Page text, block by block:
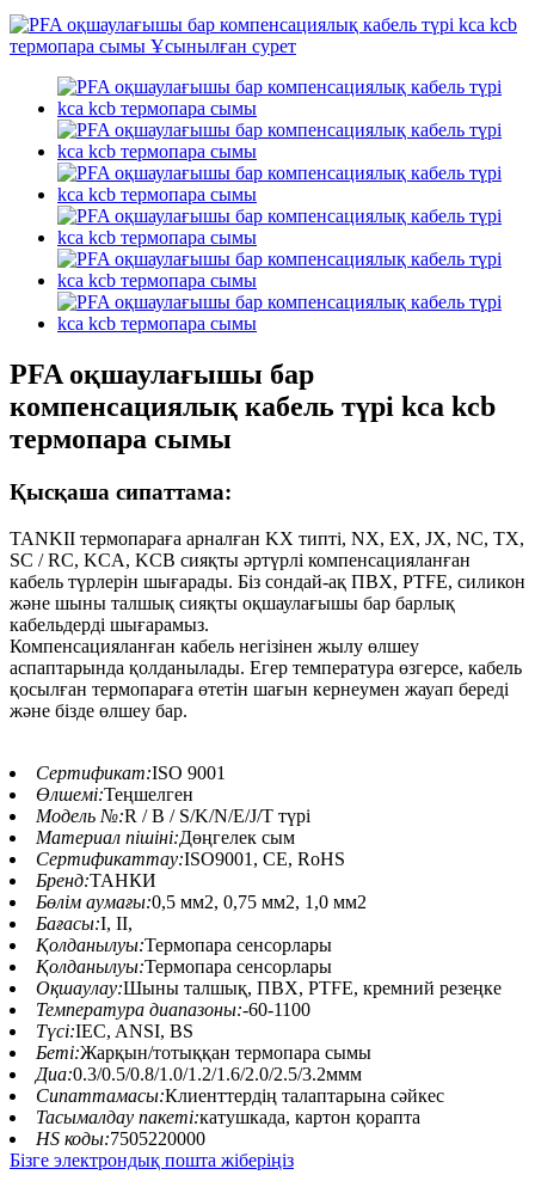
PFA оқшаулағышы бар
компенсациялық кабель түрі kca kcb
термопара сымы
Қысқаша сипаттама:
TANKII термопараға арналған KX типті, NX, EX, JX, NC, TX,
SC / RC, KCA, KCB сияқты әртүрлі компенсацияланған
кабель түрлерін шығарады. Біз сондай-ақ ПВХ, PTFE, силикон
және шыны талшық сияқты оқшаулағышы бар барлық
кабельдерді шығарамыз.
Компенсацияланған кабель негізінен жылу өлшеу
аспаптарында қолданылады. Егер температура өзгерсе, кабель
қосылған термопараға өтетін шағын кернеумен жауап береді
және бізде өлшеу бар.
Сертификат:ISO 9001
Өлшемі:Теңшелген
Модель №:R / B / S/K/N/E/J/T түрі
Материал пішіні:Дөңгелек сым
Сертификаттау:ISO9001, CE, RoHS
Бренд:ТАНКИ
Бөлім аумағы:0,5 мм2, 0,75 мм2, 1,0 мм2
Бағасы:І, ІІ,
Қолданылуы:Термопара сенсорлары
Қолданылуы:Термопара сенсорлары
Оқшаулау:Шыны талшық, ПВХ, PTFE, кремний резеңке
Температура диапазоны:-60-1100
Түсі:IEC, ANSI, BS
Беті:Жарқын/тотыққан термопара сымы
Диа:0.3/0.5/0.8/1.0/1.2/1.6/2.0/2.5/3.2ммм
Сипаттамасы:Клиенттердің талаптарына сәйкес
Тасымалдау пакеті:катушкада, картон қорапта
HS коды:7505220000
Бізге электрондық пошта жіберіңіз